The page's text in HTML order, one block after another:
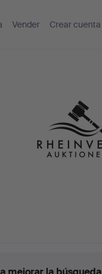
Vender Crear cuenta